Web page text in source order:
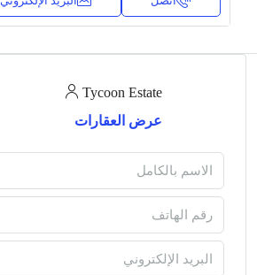
Tycoon Estate
عرض العقارات